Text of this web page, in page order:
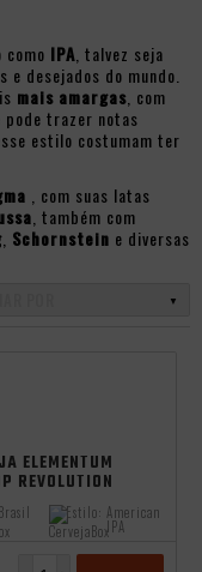
como IPA , talvez seja
desejados do mundo.
mais amargas , com
pode trazer notas
estilo costumam ter
, com suas latas
, também com
Schornstein e diversas
ELEMENTUM
REVOLUTION
Brasil Estilo: American
IPA